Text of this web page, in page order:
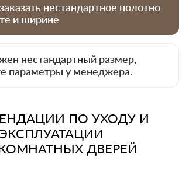
нестандартное полотно
и ширине
нестандартный размер,
параметры у менеджера.
ПО УХОДУ И
ДВЕРЕЙ